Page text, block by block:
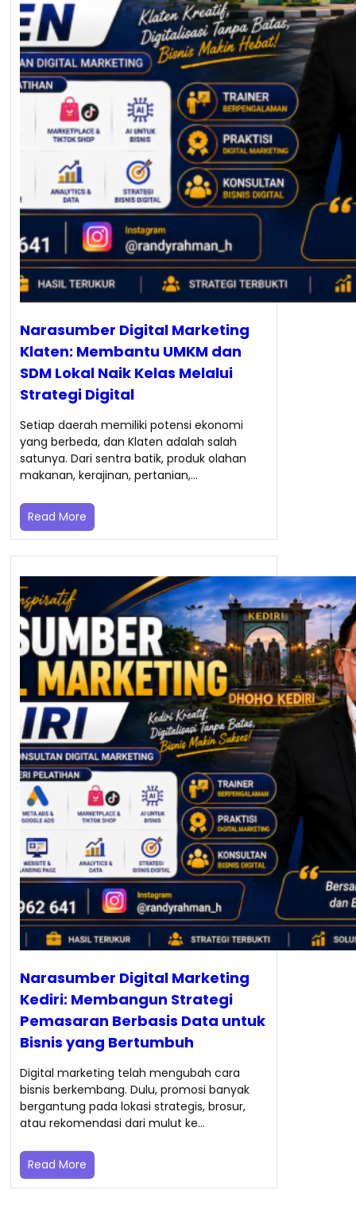
Narasumber Digital Marketing
Klaten: Membantu UMKM dan
SDM Lokal Naik Kelas Melalui
Strategi Digital
Setiap daerah memiliki potensi ekonomi
yang berbeda, dan Klaten adalah salah
satunya. Dari sentra batik, produk olahan
makanan, kerajinan, pertanian,…
Read More
Narasumber Digital Marketing
Kediri: Membangun Strategi
Pemasaran Berbasis Data untuk
Bisnis yang Bertumbuh
Digital marketing telah mengubah cara
bisnis berkembang. Dulu, promosi banyak
bergantung pada lokasi strategis, brosur,
atau rekomendasi dari mulut ke…
Read More